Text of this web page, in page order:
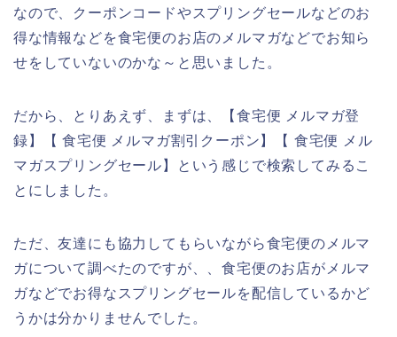
なので、クーポンコードやスプリングセールなどのお
得な情報などを食宅便のお店のメルマガなどでお知ら
せをしていないのかな～と思いました。
だから、とりあえず、まずは、【食宅便 メルマガ登
録】【 食宅便 メルマガ割引クーポン】【 食宅便 メル
マガスプリングセール】という感じで検索してみるこ
とにしました。
ただ、友達にも協力してもらいながら食宅便のメルマ
ガについて調べたのですが、、食宅便のお店がメルマ
ガなどでお得なスプリングセールを配信しているかど
うかは分かりませんでした。